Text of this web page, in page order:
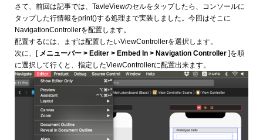
さて、前回は記事では、TavleViewのセルをタップしたら、コンソールに
タップした行情報をprint()する処理まで実装しました。今回はそこに
NavigationControllerを配置します。
配置するには、まずは配置したいViewControllerを選択します。
次に、[ メニューバー > Editer > Embed In > Navigation Controller ]を順
に選択して行くと、指定したViewControllerに配置出来ます。